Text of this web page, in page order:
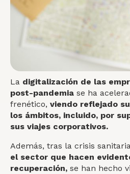
La digitalización de las
post-pandemia se ha
frenético, viendo reflejado
los ámbitos, incluido, por
sus viajes corporativos.
Además, tras la crisis
el sector que hacen
recuperación, se han hecho